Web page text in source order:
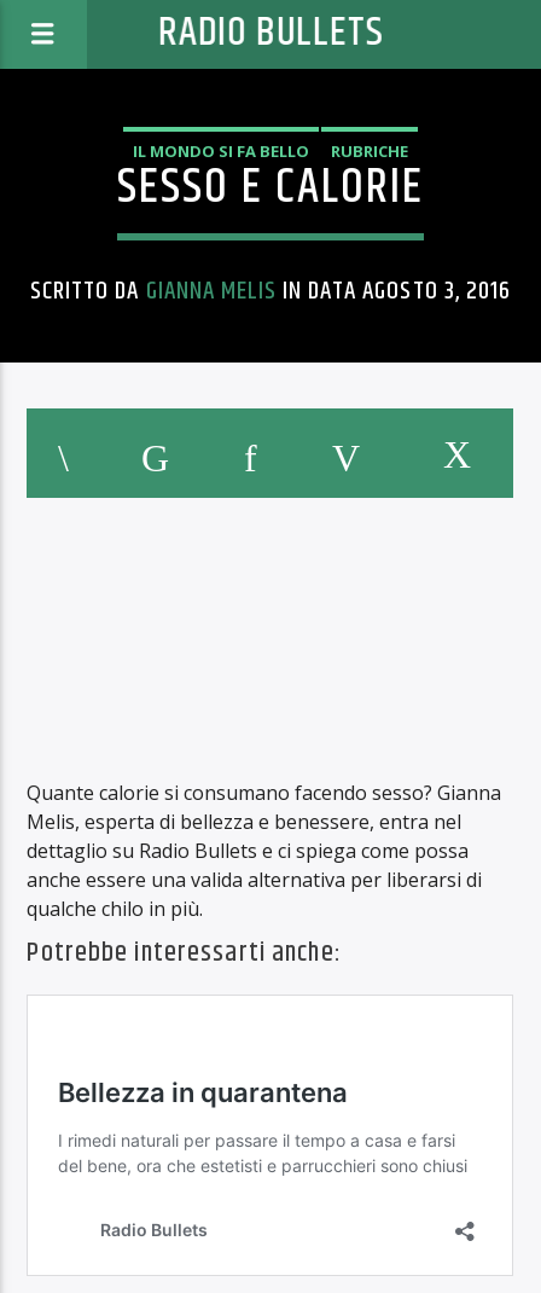
RADIO BULLETS
IL MONDO SI FA BELLO RUBRICHE
SESSO E CALORIE
SCRITTO DA GIANNA MELIS IN DATA AGOSTO 3, 2016
Quante calorie si consumano facendo sesso? Gianna
Melis, esperta di bellezza e benessere, entra nel
dettaglio su Radio Bullets e ci spiega come possa
anche essere una valida alternativa per liberarsi di
qualche chilo in più.
Potrebbe interessarti anche: